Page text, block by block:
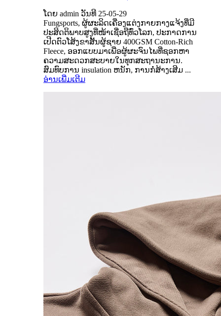
ໂດຍ admin ວັນທີ 25-05-29
Fungsports, ຜູ້ຜະລິດເຄື່ອງແຕ່ງກາຍກາງແຈ້ງທີ່ມີ
ປະສິດຕິພາບສູງທີ່ໜ້າເຊື່ອຖືທົ່ວໂລກ, ປະກາດການ
ເປີດຕົວໂສ້ງຂາສັ້ນຜູ້ຊາຍ 400GSM Cotton-Rich
Fleece, ອອກແບບມາເພື່ອຜູ້ຜະຈົນໄພທີ່ຊອກຫາ
ຄວາມສະດວກສະບາຍໃນທຸກສະຖານະການ.
ສົມທົບການ insulation ຫນັກ, ການກໍ່ສ້າງເສີມ ...
ອ່ານເພີ່ມເຕີມ